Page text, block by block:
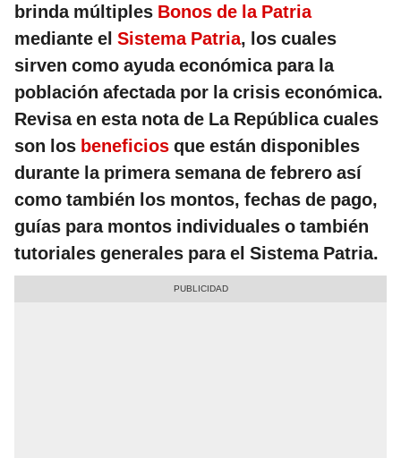
brinda múltiples Bonos de la Patria
mediante el Sistema Patria, los cuales
sirven como ayuda económica para la
población afectada por la crisis económica.
Revisa en esta nota de La República cuales
son los beneficios que están disponibles
durante la primera semana de febrero así
como también los montos, fechas de pago,
guías para montos individuales o también
tutoriales generales para el Sistema Patria.